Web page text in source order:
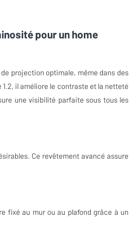
pour un home
projection optimale, même dans des
il améliore le contraste et la netteté
une visibilité parfaite sous tous les
Ce revêtement avancé assure
fixé au mur ou au plafond grâce à un